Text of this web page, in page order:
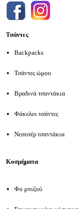
Τσάντες
Backpacks
Τσάντες ώμου
Βραδινά τσαντάκια
Φάκελοι τσάντες
Νεσεσέρ τσαντάκια
Κοσμήματα
Φο μπιζού